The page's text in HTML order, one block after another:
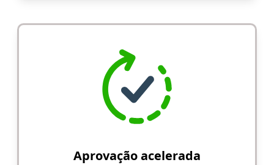
Aprovação acelerada